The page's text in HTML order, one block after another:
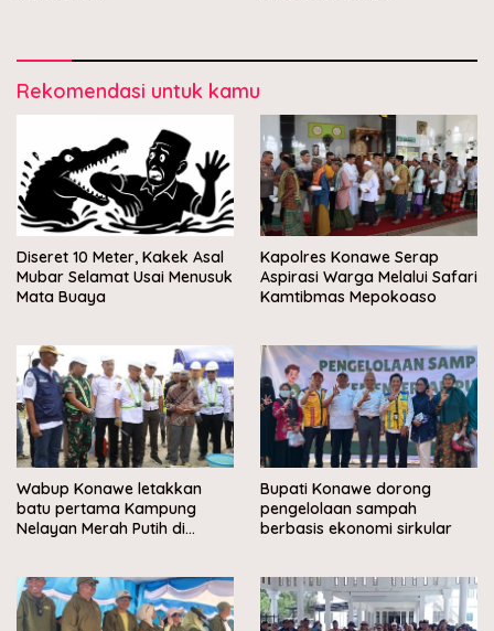
Rekomendasi untuk kamu
Diseret 10 Meter, Kakek Asal
Mubar Selamat Usai Menusuk
Mata Buaya
Kapolres Konawe Serap
Aspirasi Warga Melalui Safari
Kamtibmas Mepokoaso
Wabup Konawe letakkan
batu pertama Kampung
Nelayan Merah Putih di
Bupati Konawe dorong
pengelolaan sampah
berbasis ekonomi sirkular